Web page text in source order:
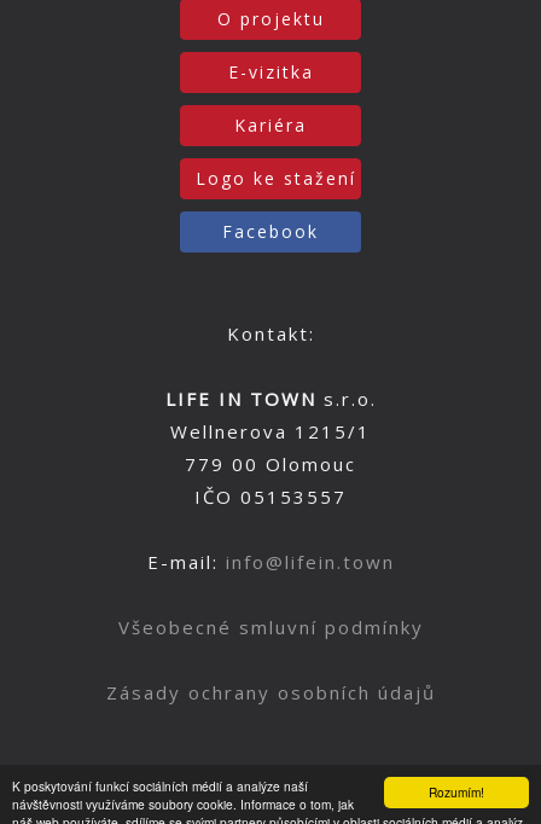
Rozumím!
K poskytování funkcí sociálních médií a analýze naší
návštěvnosti využíváme soubory cookie. Informace o tom, jak
O projektu
E-vizitka
Kariéra
Logo ke stažení
Facebook
Kontakt:
LIFE IN TOWN s.r.o.
Wellnerova 1215/1
779 00 Olomouc
IČO 05153557
E-mail: info@lifein.town
Všeobecné smluvní podmínky
Zásady ochrany osobních údajů
Nahoru